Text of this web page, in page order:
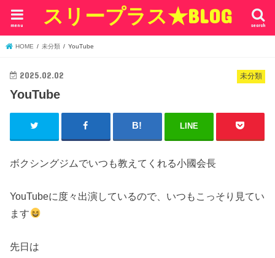
スリープラス★BLOG search
menu
HOME 未分類 YouTube
未分類
2025.02.02
YouTube
LINE
ボクシングジムでいつも教えてくれる小國会長
YouTubeに度々出演しているので、いつもこっそり見てい
ます
先日は